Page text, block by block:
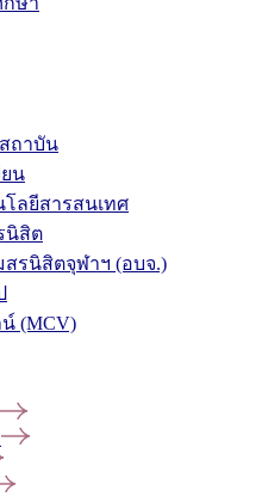
ถาบัน
น
ลยีสารสนเทศ
นิสิต
รนิสิตจุฬาฯ (อบจ.)
(MCV)